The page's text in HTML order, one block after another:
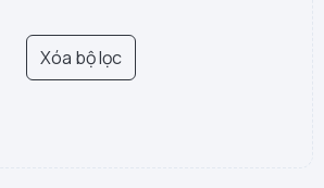
Xóa bộ lọc